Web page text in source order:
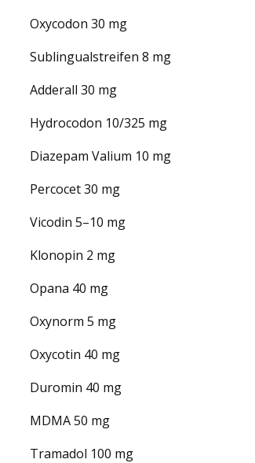
Oxycodon 30 mg
Sublingualstreifen 8 mg
Adderall 30 mg
Hydrocodon 10/325 mg
Diazepam Valium 10 mg
Percocet 30 mg
Vicodin 5–10 mg
Klonopin 2 mg
Opana 40 mg
Oxynorm 5 mg
Oxycotin 40 mg
Duromin 40 mg
MDMA 50 mg
Tramadol 100 mg